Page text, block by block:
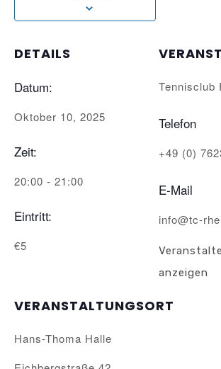
DETAILS
Datum:
Oktober 10, 2025
Zeit:
20:00 - 21:00
Eintritt:
€5
VERANSTALTUNGSORT
Hans-Thoma Halle
Tennisclub
Telefon
+49 (0)
E-Mail
info@tc-
anzeigen